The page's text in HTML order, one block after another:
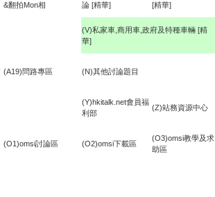
&翻拍Mon相
論 [精華]
[精華]
(V)私家車,商用車,政府及特種車輛 [精
華]
(A19)問路專區 (N)其他討論題目
(Y)hkitalk.net會員福
利部
(Z)站務資源中心
(O1)omsi討論區 (O2)omsi下載區
(O3)omsi教學及求
助區